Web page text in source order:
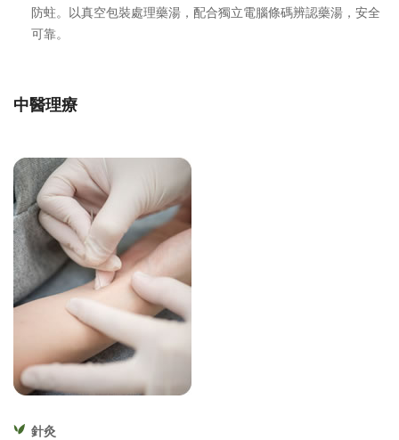
防蛀。以真空包裝處理藥湯，配合獨立電腦條碼辨認藥湯，安全
可靠。
中醫理療
針灸